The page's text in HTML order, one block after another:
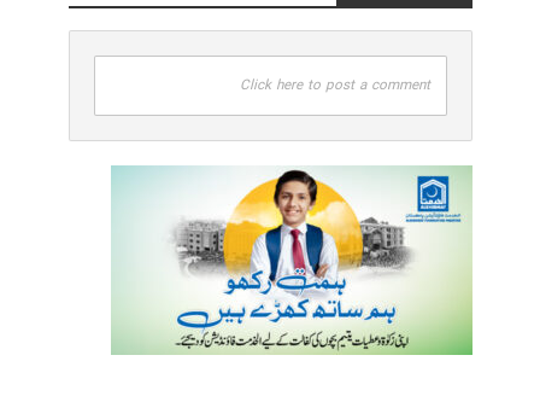
Click here to post a comment